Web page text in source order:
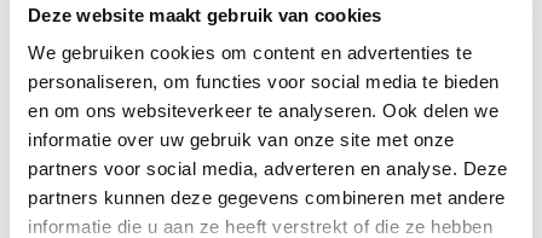
Deze website maakt gebruik van cookies
We gebruiken cookies om content en advertenties te
personaliseren, om functies voor social media te bieden
en om ons websiteverkeer te analyseren. Ook delen we
informatie over uw gebruik van onze site met onze
partners voor social media, adverteren en analyse. Deze
partners kunnen deze gegevens combineren met andere
informatie die u aan ze heeft verstrekt of die ze hebben
elke koppeling, bocht of leiding gemakkelijk opzoeken. De
selectiekaarten zijn interactief en brengen je direct naar
het juiste artikel in onze webshop. Een hard copy van de
selectiekaarten zijn af te halen bij onze vestigingen.
Heb je meer informatie nodig? Dan staan onze verkopers
altijd klaar met advies.